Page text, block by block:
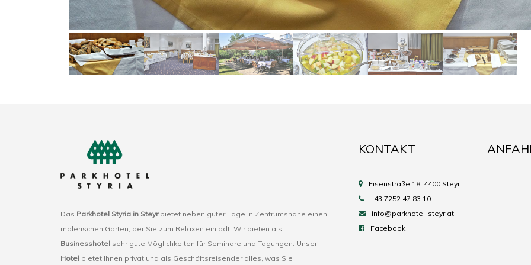
Das Parkhotel Styria in Steyrbietet neben guter Lage in Zentrumsnähe einen
malerischen Garten, der Sie zum Relaxen einlädt. Wir bieten als
Businesshotel sehr gute Möglichkeiten für Seminare und Tagungen. Unser
Hotel bietet Ihnen privat und als Geschäftsreisender alles, was Sie
KONTAKT
Eisenstraße 18, 4400 Steyr
+43 7252 47 83 10
info@parkhotel-steyr.at
Facebook